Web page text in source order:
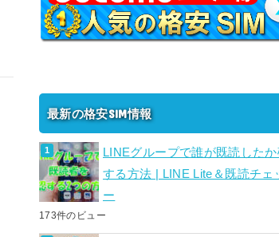
最新の格安SIM情報
LINEグループで誰が既読した
する方法 | LINE Lite＆既読チェ
ー
173件のビュー